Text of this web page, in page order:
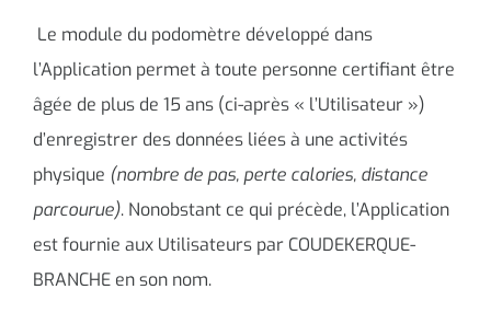
Le module du podomètre développé dans
l’Application permet à toute personne certifiant être
âgée de plus de 15 ans (ci-après « l’Utilisateur »)
d’enregistrer des données liées à une activités
physique (nombre de pas, perte calories, distance
parcourue). Nonobstant ce qui précède, l’Application
est fournie aux Utilisateurs par COUDEKERQUE-
BRANCHE en son nom.